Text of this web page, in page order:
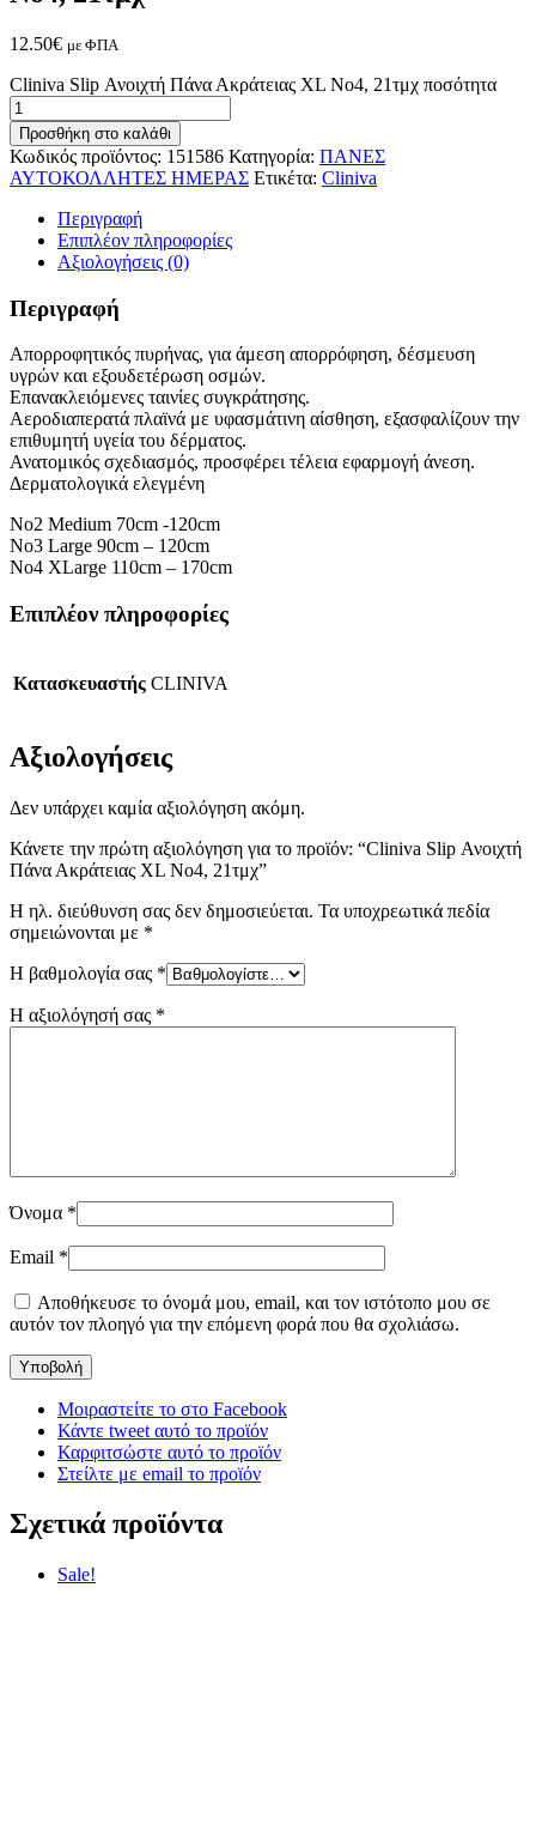
12.50€ με ΦΠΑ
Cliniva Slip Ανοιχτή Πάνα Ακράτειας XL No4, 21τμχ ποσότητα
Προσθήκη στο καλάθι
Κωδικός προϊόντος: 151586 Κατηγορία: ΠΑΝΕΣ
ΑΥΤΟΚΟΛΛΗΤΕΣ ΗΜΕΡΑΣ Ετικέτα: Cliniva
Περιγραφή
Επιπλέον πληροφορίες
Αξιολογήσεις (0)
Περιγραφή
Απορροφητικός πυρήνας, για άμεση απορρόφηση, δέσμευση
υγρών και εξουδετέρωση οσμών.
Επανακλειόμενες ταινίες συγκράτησης.
Αεροδιαπερατά πλαϊνά με υφασμάτινη αίσθηση, εξασφαλίζουν την
επιθυμητή υγεία του δέρματος.
Ανατομικός σχεδιασμός, προσφέρει τέλεια εφαρμογή άνεση.
Δερματολογικά ελεγμένη
No2 Medium 70cm -120cm
No3 Large 90cm – 120cm
No4 XLarge 110cm – 170cm
Επιπλέον πληροφορίες
Κατασκευαστής CLINIVA
Αξιολογήσεις
Δεν υπάρχει καμία αξιολόγηση ακόμη.
Κάνετε την πρώτη αξιολόγηση για το προϊόν: “Cliniva Slip Ανοιχτή
Πάνα Ακράτειας XL No4, 21τμχ”
Η ηλ. διεύθυνση σας δεν δημοσιεύεται. Τα υποχρεωτικά πεδία
σημειώνονται με *
Η βαθμολογία σας *
Η αξιολόγησή σας *
Όνομα *
Email *
Αποθήκευσε το όνομά μου, email, και τον ιστότοπο μου σε
αυτόν τον πλοηγό για την επόμενη φορά που θα σχολιάσω.
Μοιραστείτε το στο Facebook
Κάντε tweet αυτό το προϊόν
Καρφιτσώστε αυτό το προϊόν
Στείλτε με email το προϊόν
Σχετικά προϊόντα
Sale!